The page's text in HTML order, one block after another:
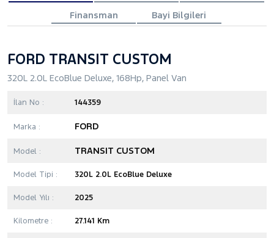
Finansman
Bayi Bilgileri
FORD TRANSIT CUSTOM
320L 2.0L EcoBlue Deluxe, 168Hp, Panel Van
İlan No : 144359
Marka : FORD
Model : TRANSIT CUSTOM
Model Tipi : 320L 2.0L EcoBlue Deluxe
Model Yılı : 2025
Kilometre : 27.141 Km